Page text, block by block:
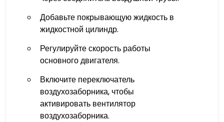
Добавьте покрывающую жидкость в
жидкостной цилиндр.
Регулируйте скорость работы
основного двигателя.
Включите переключатель
воздухозаборника, чтобы
активировать вентилятор
воздухозаборника.